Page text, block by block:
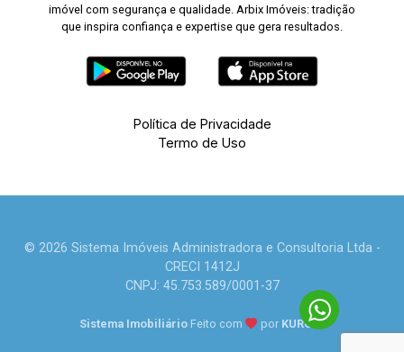
imóvel com segurança e qualidade. Arbix Imóveis: tradição
que inspira confiança e expertise que gera resultados.
Política de Privacidade
Termo de Uso
© 2026 Sistema Imóveis Administradora e Consultoria Ltda -
CRECI 1412J
CNPJ: 45.753.589/0001-37
Sistema Imobiliário Feito com por KUROLE